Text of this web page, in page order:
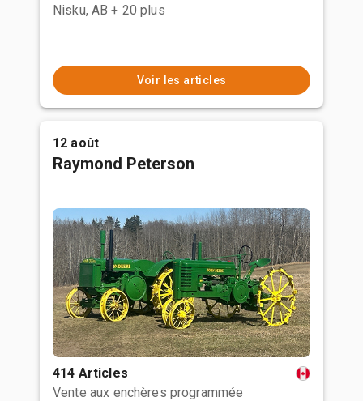
Nisku, AB + 20 plus
Voir les articles
12 août
Raymond Peterson
414 Articles
Vente aux enchères programmée